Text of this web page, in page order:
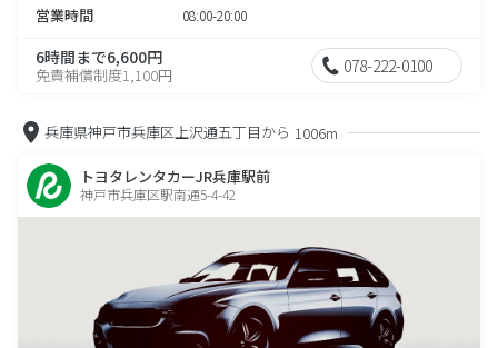
営業時間 08:00-20:00
6時間まで6,600円
免責補償制度1,100円 078-222-0100
兵庫県神戸市兵庫区上沢通五丁目から 1006m
トヨタレンタカーJR兵庫駅前
神戸市兵庫区駅南通5-4-42